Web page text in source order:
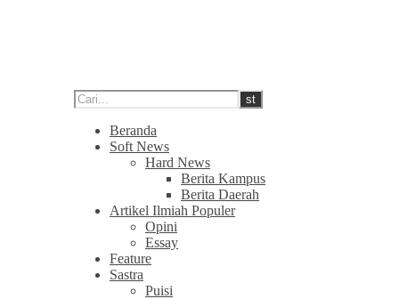
Beranda
Soft News
Hard News
Berita Kampus
Berita Daerah
Artikel Ilmiah Populer
Opini
Essay
Feature
Sastra
Puisi